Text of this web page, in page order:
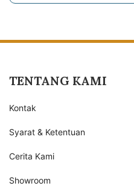
TENTANG KAMI
Kontak
Syarat & Ketentuan
Cerita Kami
Showroom